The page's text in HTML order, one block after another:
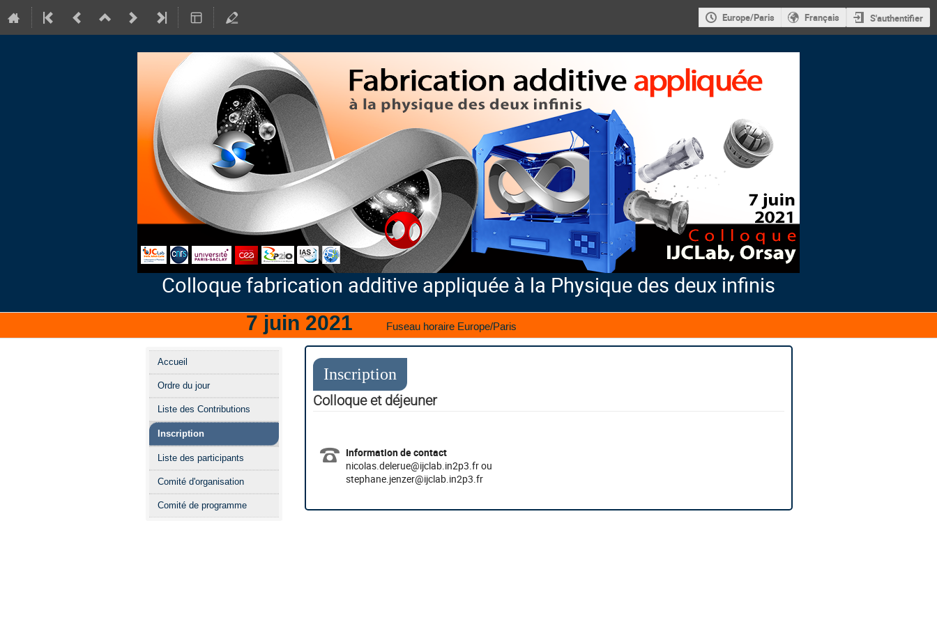
Europe/Paris Français S'authentifier
Colloque fabrication additive appliquée à la Physique des deux infinis
7 juin 2021 Fuseau horaire Europe/Paris
Menu
de
l'événement
Accueil
Ordre du jour
Liste des Contributions
Inscription
Liste des participants
Comité d'organisation
Comité de programme
Inscription
Colloque et déjeuner
Information de contact
nicolas.delerue@ijclab.in2p3.fr ou
stephane.jenzer@ijclab.in2p3.fr